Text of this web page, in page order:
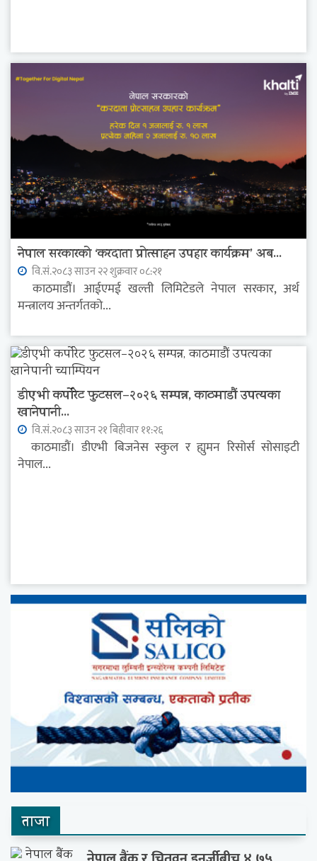
नेपाल सरकारको ‘करदाता प्रोत्साहन उपहार कार्यक्रम’ अब...
वि.सं.२०८३ साउन २२ शुक्रवार ०८:२१
काठमाडौं। आईएमई खल्ती लिमिटेडले नेपाल सरकार, अर्थ
मन्त्रालय अन्तर्गतको...
डीएभी कर्पोरेट फुटसल–२०२६ सम्पन्न, काठमाडौं उपत्यका
खानेपानी...
वि.सं.२०८३ साउन २१ बिहीवार ११:२६
काठमाडौं। डीएभी बिजनेस स्कुल र ह्युमन रिसोर्स सोसाइटी
नेपाल...
ताजा